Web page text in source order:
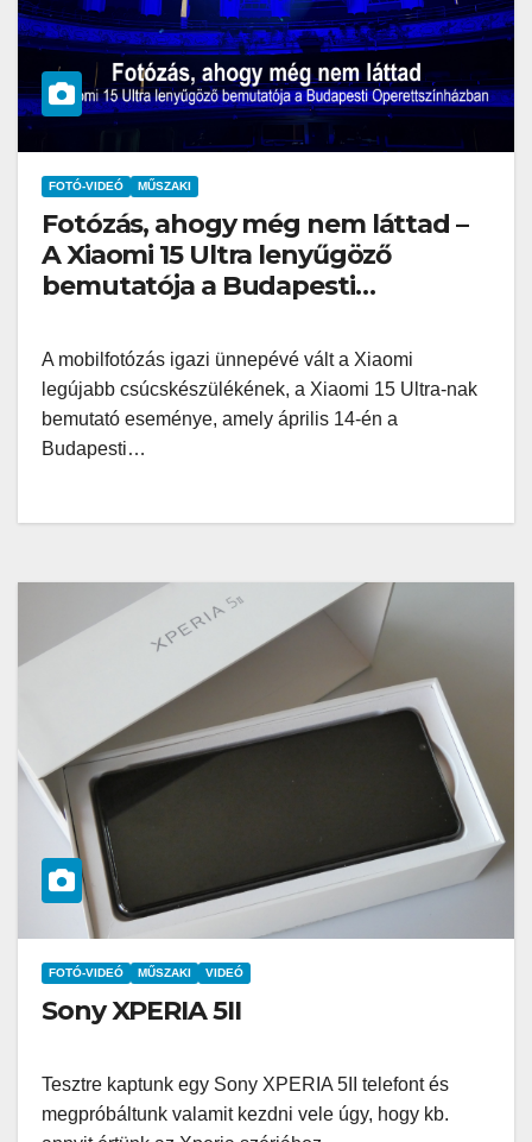
FOTÓ-VIDEÓ MŰSZAKI
Fotózás, ahogy még nem láttad –
A Xiaomi 15 Ultra lenyűgöző
bemutatója a Budapesti
A mobilfotózás igazi ünnepévé vált a Xiaomi
legújabb csúcskészülékének, a Xiaomi 15 Ultra-nak
bemutató eseménye, amely április 14-én a
Budapesti…
FOTÓ-VIDEÓ MŰSZAKI VIDEÓ
Sony XPERIA 5II
Tesztre kaptunk egy Sony XPERIA 5II telefont és
megpróbáltunk valamit kezdni vele úgy, hogy kb.